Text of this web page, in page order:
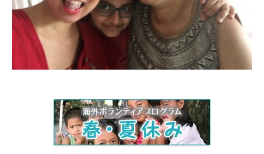
モンゴル
ジョグジャ
ハンガリー